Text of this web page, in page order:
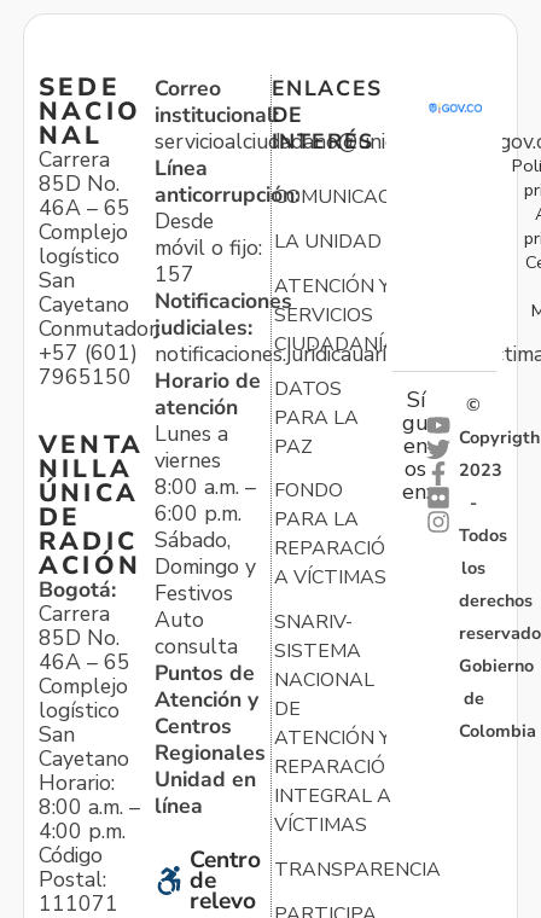
SEDE
NACIO
NAL
Carrera
85D No.
46A – 65
Complejo
logístico
San
Cayetano
Conmutador:
+57 (601)
7965150
VENTA
NILLA
ÚNICA
DE
RADIC
ACIÓN
Bogotá:
Carrera
85D No.
46A – 65
Complejo
logístico
San
Cayetano
Horario:
8:00 a.m. –
4:00 p.m.
Código
Postal:
111071
Correo
institucional:
Línea
anticorrupción:
Desde
móvil o fijo:
157
Notificaciones
judiciales:
Horario de
atención
Lunes a
viernes
8:00 a.m. –
6:00 p.m.
Sábado,
Domingo y
Festivos
Auto
consulta
Puntos de
Atención y
Centros
Regionales
Unidad en
línea
Centro
de
relevo
ENLACES
DE
INTERÉS
COMUNICACIONES
LA UNIDAD
ATENCIÓN Y
SERVICIOS
CIUDADANÍA
DATOS
PARA LA
PAZ
FONDO
PARA LA
REPARACIÓN
A VÍCTIMAS
SNARIV-
SISTEMA
NACIONAL
DE
ATENCIÓN Y
REPARACIÓN
INTEGRAL A
VÍCTIMAS
TRANSPARENCIA
Sí
gu
en
os
en:
©
Copyrigth
2023
-
Todos
los
derechos
Gobierno
de
Colombia